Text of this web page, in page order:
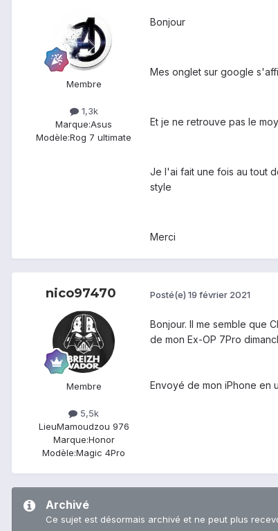
Membre
1,3k
Marque:Asus
Modèle:Rog 7 ultimate
Bonjour
Mes onglet sur google
Et je ne retrouve pas le
Je l'ai fait une fois au tout
style
Merci
nico97470
Membre
5,5k
LieuMamoudzou 976
Marque:Honor
Modèle:Magic 4Pro
Posté(e) 19 février 2021
Bonjour. Il me semble que
de mon Ex-OP 7Pro
Envoyé de mon iPhone en
Archivé
Ce sujet est désormais archivé et ne peut plus